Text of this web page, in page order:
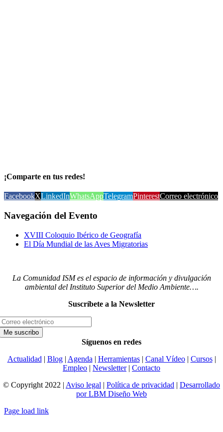
¡Comparte en tus redes!
FacebookXLinkedInWhatsAppTelegramPinterestCorreo electrónico
Navegación del Evento
XVIII Coloquio Ibérico de Geografía
El Día Mundial de las Aves Migratorias
La Comunidad ISM es el espacio de información y divulgación
ambiental del Instituto Superior del Medio Ambiente….
Suscríbete a la Newsletter
Síguenos en redes
Actualidad | Blog| Agenda | Herramientas| Canal Vídeo| Cursos|
Empleo | Newsletter| Contacto
© Copyright 2022 | Aviso legal | Política de privacidad | Desarrollado
por LBM Diseño Web
Page load link